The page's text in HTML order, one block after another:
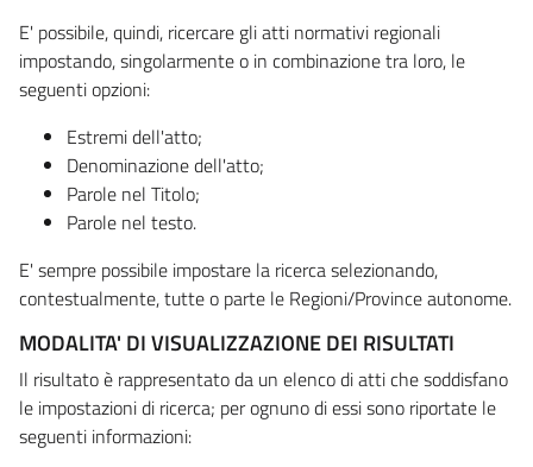
E' possibile, quindi, ricercare gli atti normativi regionali
impostando, singolarmente o in combinazione tra loro, le
seguenti opzioni:
Estremi dell'atto;
Denominazione dell'atto;
Parole nel Titolo;
Parole nel testo.
E' sempre possibile impostare la ricerca selezionando,
contestualmente, tutte o parte le Regioni/Province autonome.
MODALITA' DI VISUALIZZAZIONE DEI RISULTATI
Il risultato è rappresentato da un elenco di atti che soddisfano
le impostazioni di ricerca; per ognuno di essi sono riportate le
seguenti informazioni: